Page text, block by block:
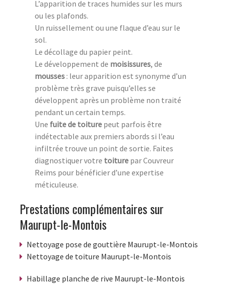
L’apparition de traces humides sur les murs
ou les plafonds.
Un ruissellement ou une flaque d’eau sur le
sol.
Le décollage du papier peint.
Le développement de moisissures, de
mousses : leur apparition est synonyme d’un
problème très grave puisqu’elles se
développent après un problème non traité
pendant un certain temps.
Une fuite de toiture peut parfois être
indétectable aux premiers abords si l’eau
infiltrée trouve un point de sortie. Faites
diagnostiquer votre toiture par Couvreur
Reims pour bénéficier d’une expertise
méticuleuse.
Prestations complémentaires sur
Maurupt-le-Montois
Nettoyage pose de gouttière Maurupt-le-Montois
Nettoyage de toiture Maurupt-le-Montois
Habillage planche de rive Maurupt-le-Montois